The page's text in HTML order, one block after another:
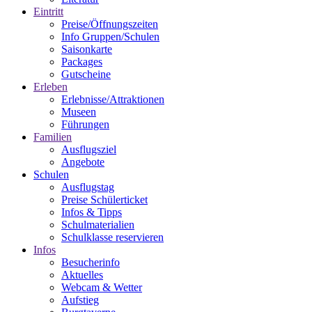
Eintritt
Preise/Öffnungszeiten
Info Gruppen/Schulen
Saisonkarte
Packages
Gutscheine
Erleben
Erlebnisse/Attraktionen
Museen
Führungen
Familien
Ausflugsziel
Angebote
Schulen
Ausflugstag
Preise Schülerticket
Infos & Tipps
Schulmaterialien
Schulklasse reservieren
Infos
Besucherinfo
Aktuelles
Webcam & Wetter
Aufstieg